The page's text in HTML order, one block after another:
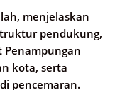
menjelaskan
pendukung,
Penampungan
kota, serta
pencemaran.